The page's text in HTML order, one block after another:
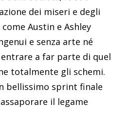
dei miseri e degli
Austin e Ashley
e senza arte né
a far parte di quel
totalmente gli schemi.
bellissimo sprint finale
il legame